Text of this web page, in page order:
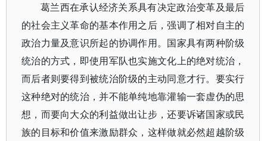
葛兰西在承认经济关系具有决定政治变革及最后
的社会主义革命的基本作用之后，强调了相对自主的
政治力量及意识所起的协调作用。国家具有两种阶级
统治的方式，即使用军队也实施文化上的绝对统治，
而后者则要得到被统治阶级的主动同意才行。要实行
这种绝对的统治，并不能单纯地靠灌输一套虚伪的思
想，而要向大众的利益做出让步，还要诉诸国家或民
族的目标和价值来激励群众，这样做就必然超越阶级